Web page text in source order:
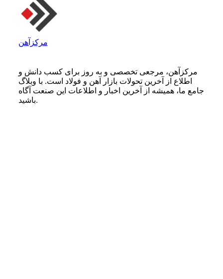
مرکزآهن
مرکزآهن، مرجعی تخصصی و به روز برای کسب دانش و
اطلاع از آخرین تحولات بازار آهن و فولاد است. با وبلاگ
جامع ما، همیشه از آخرین اخبار و اطلاعات این صنعت آگاه
باشید.